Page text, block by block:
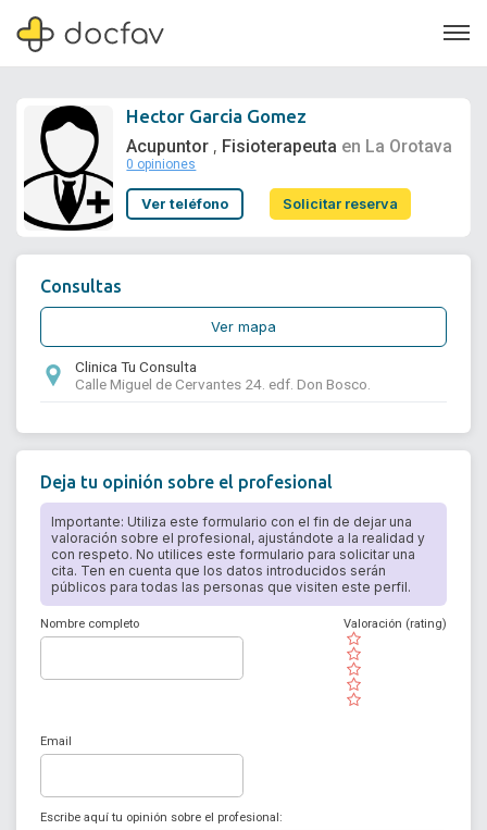
Soporte
Hector Garcia Gomez
Acupuntor , Fisioterapeuta en La Orotava
0 opiniones
Ver teléfono Solicitar reserva
Consultas
Ver mapa
Clinica Tu Consulta
Calle Miguel de Cervantes 24. edf. Don Bosco.
Deja tu opinión sobre el profesional
Importante: Utiliza este formulario con el fin de dejar una
valoración sobre el profesional, ajustándote a la realidad y
con respeto. No utilices este formulario para solicitar una
cita. Ten en cuenta que los datos introducidos serán
públicos para todas las personas que visiten este perfil.
Nombre completo
( )
( )
( )
( )
( )
Valoración (rating)
Email
Escribe aquí tu opinión sobre el profesional: